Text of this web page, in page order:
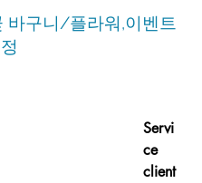
바구니/플라워,이벤트
Servi
ce
client